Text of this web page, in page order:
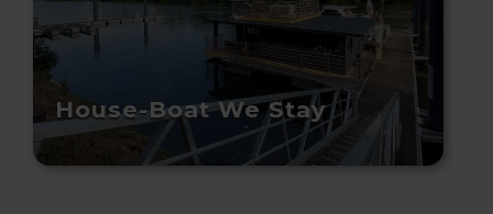
House-Boat We Stay